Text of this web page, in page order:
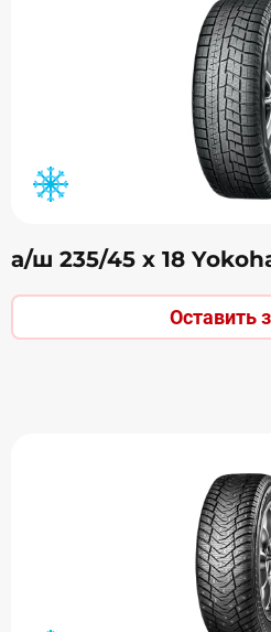
а/ш 235/45 х 18
Оставить